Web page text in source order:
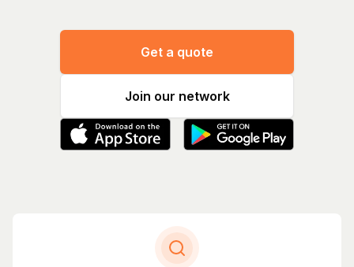
Get a quote
Join our network